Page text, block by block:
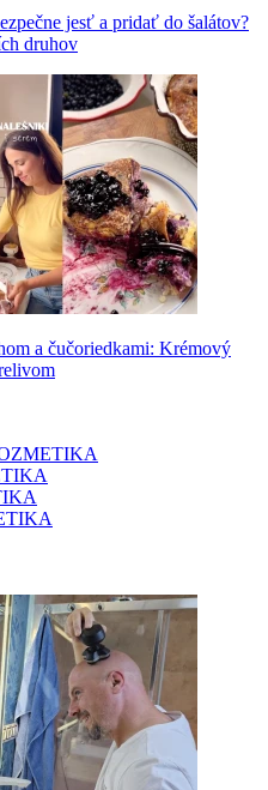
jesť a pridať do šalátov?
druhov
a čučoriedkami: Krémový